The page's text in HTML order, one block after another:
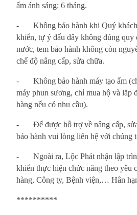
ẩm ánh sáng: 6 tháng.
- Không bảo hành khi Quý
khiển, tự ý đấu dây không đúng quy
nước, tem bảo hành không còn
chế độ nâng cấp, sửa chữa.
- Không bảo hành máy tạo ẩm
máy phun sương, chỉ mua hộ và lắp
hàng nếu có nhu cầu).
- Để được hỗ trợ về nâng cấp,
bảo hành vui lòng liên hệ với chúng
- Ngoài ra, Lộc Phát nhận lập
khiển thực hiện chức năng theo yêu
hàng, Công ty, Bệnh viện,… Hân
**********